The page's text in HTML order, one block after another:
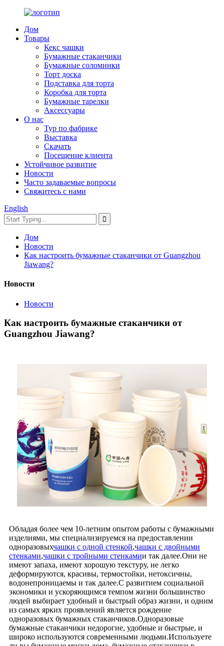
Дом
Товары
Кекс чашки
Бумажные стаканчики
Бумажные соломинки
Торт доска
Подставка для торта
Коробка для торта
Бумажные тарелки
Аксессуары
О нас
Тур по фабрике
Выставка
Скачать
Посещение клиента
Устойчивое развитие
Новости
Часто задаваемые вопросы
Свяжитесь с нами
English
Дом
Новости
Как настроить бумажные стаканчики от Guangzhou
Jiawang?
Новости
Новости
Как настроить бумажные стаканчики от
Guangzhou Jiawang?
Обладая более чем 10-летним опытом работы с бумажными
изделиями, мы специализируемся на предоставлении
одноразовыхчашки с одной стенкой,чашки с двойными
стенками,чашки с тройными стенкамии так далее.Они не
имеют запаха, имеют хорошую текстуру, не легко
деформируются, красивы, термостойки, нетоксичны,
водонепроницаемы и так далее.С развитием социальной
экономики и ускоряющимся темпом жизни большинство
людей выбирает удобный и быстрый образ жизни, и одним
из самых ярких проявлений является рождение
одноразовых бумажных стаканчиков.Одноразовые
бумажные стаканчики недорогие, удобные и быстрые, и
широко используются современными людьми.Используете